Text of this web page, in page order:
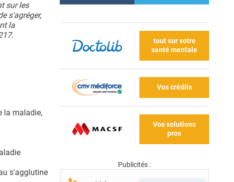
sur les
s'agréger,
la
la maladie,
s'agglutine
tout sur votre
santé mentale
Vos crédits
Vos solutions
pros
Publicités :